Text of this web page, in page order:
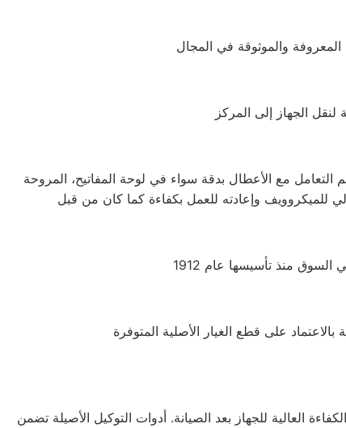
مع الأعطال بدقة سواء في لوحة المفاتيح، المروحة
العالية للجهاز بعد الصيانة. أدوات التوكيل الأصيلة تضمن